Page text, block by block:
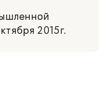
2015г.